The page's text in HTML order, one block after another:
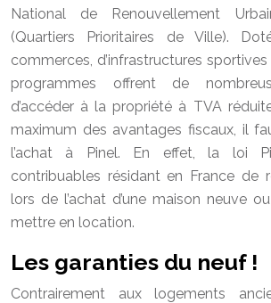
National de Renouvellement
(Quartiers Prioritaires de Ville).
commerces, d’infrastructures
programmes offrent de
d’accéder à la propriété à TVA
maximum des avantages fiscaux, il
l’achat à Pinel. En effet, la loi
contribuables résidant en France de
lors de l’achat d’une maison neuve
mettre en location.
Les garanties du neuf !
Contrairement aux logements